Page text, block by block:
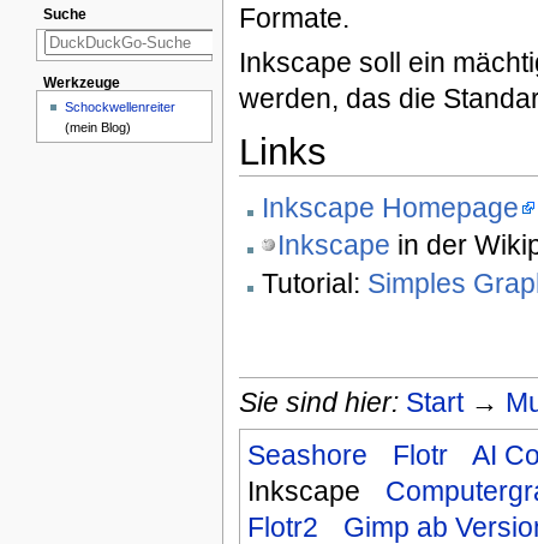
Formate.
Inkscape soll ein
werden, das die
Links
Inkscape Homepage
Inkscape in der
Tutorial: Simples
Sie sind hier: Start→
Seashore
Flotr
AI
Inkscape
Flotr2
Gimp ab
Suche
Werkzeuge
Schockwellenreiter
(mein Blog)